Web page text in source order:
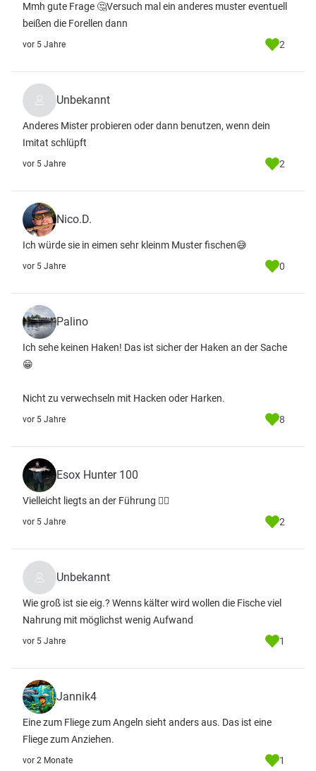
Mmh gute Frage 🤔Versuch mal ein anderes muster eventuell
beißen die Forellen dann
vor 5 Jahre 2
Unbekannt
Anderes Mister probieren oder dann benutzen, wenn dein
Imitat schlüpft
vor 5 Jahre 2
Nico.D.
Ich würde sie in eimen sehr kleinm Muster fischen😅
vor 5 Jahre 0
Palino
Ich sehe keinen Haken! Das ist sicher der Haken an der Sache
😁
Nicht zu verwechseln mit Hacken oder Harken.
vor 5 Jahre 8
Esox Hunter 100
Vielleicht liegts an der Führung 👍🏻
vor 5 Jahre 2
Unbekannt
Wie groß ist sie eig.? Wenns kälter wird wollen die Fische viel
Nahrung mit möglichst wenig Aufwand
vor 5 Jahre 1
Jannik4
Eine zum Fliege zum Angeln sieht anders aus. Das ist eine
Fliege zum Anziehen.
vor 2 Monate 1